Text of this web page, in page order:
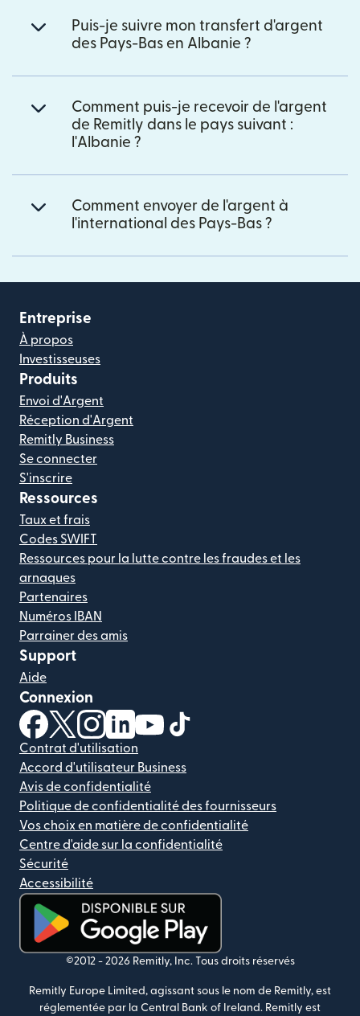
Puis-je suivre mon transfert d'argent
des Pays-Bas en Albanie ?
Comment puis-je recevoir de l'argent
de Remitly dans le pays suivant :
l'Albanie ?
Comment envoyer de l'argent à
l'international des Pays-Bas ?
Entreprise
À propos
Investisseuses
Produits
Envoi d'Argent
Réception d'Argent
Remitly Business
Se connecter
S'inscrire
Ressources
Taux et frais
Codes SWIFT
Ressources pour la lutte contre les fraudes et les
arnaques
Partenaires
Numéros IBAN
Parrainer des amis
Support
Aide
Connexion
(s'ouvre dans une nouvelle fenêtre)
(s'ouvre dans une nouvelle fenêtre)
(s'ouvre dans une nouvelle fenêtre)
(s'ouvre dans une nouvelle fenêtre)
(s'ouvre dans une nouvelle
Contrat d'utilisation
Accord d'utilisateur Business
Avis de confidentialité
Politique de confidentialité des fournisseurs
Vos choix en matière de confidentialité
Centre d'aide sur la confidentialité
Sécurité
Accessibilité
(s'ouvre dans une nouvelle fenêtre)
©2012 - 2026 Remitly, Inc. Tous droits réservés
Remitly Europe Limited, agissant sous le nom de Remitly, est
réglementée par la Central Bank of Ireland. Remitly est